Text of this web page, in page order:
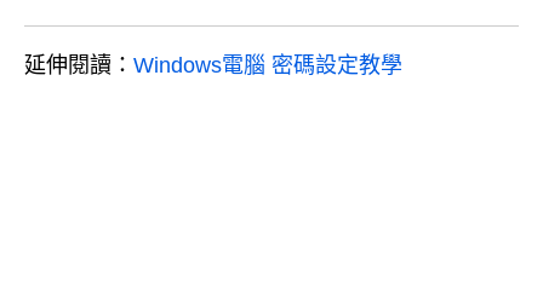
延伸閱讀： Windows電腦 密碼設定教學